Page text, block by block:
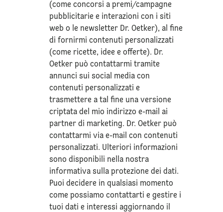
(come concorsi a premi/campagne
pubblicitarie e interazioni con i siti
web o le newsletter Dr. Oetker), al fine
di fornirmi contenuti personalizzati
(come ricette, idee e offerte). Dr.
Oetker può contattarmi tramite
annunci sui social media con
contenuti personalizzati e
trasmettere a tal fine una versione
criptata del mio indirizzo e-mail ai
partner di marketing. Dr. Oetker può
contattarmi via e-mail con contenuti
personalizzati. Ulteriori informazioni
sono disponibili nella nostra
informativa sullaprotezione dei dati.
Puoi decidere in qualsiasi momento
come possiamo contattarti e gestire i
tuoi dati e interessi aggiornando il